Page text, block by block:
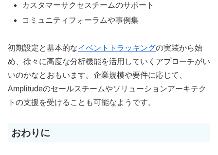
カスタマーサクセスチームのサポート
コミュニティフォーラムや事例集
初期設定と基本的なイベントトラッキングの実装から始
め、徐々に高度な分析機能を活用していくアプローチがい
いのかなとおもいます。企業規模や要件に応じて、
Amplitudeのセールスチームやソリューションアーキテク
トの支援を受けることも可能なようです。
おわりに